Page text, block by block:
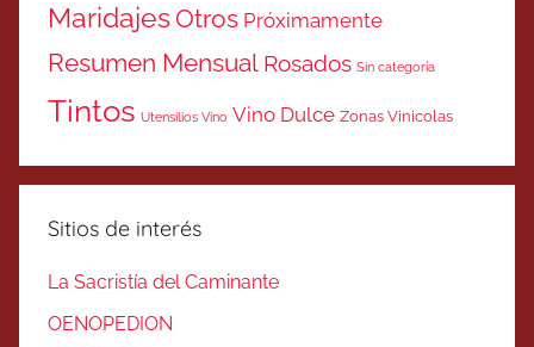
MaridajesOtros Próximamente
Resumen Mensual Rosados Sin categoría
Tintos Utensilios Vino Vino Dulce Zonas Vinicolas
Sitios de interés
La Sacristía del Caminante
OENOPEDION